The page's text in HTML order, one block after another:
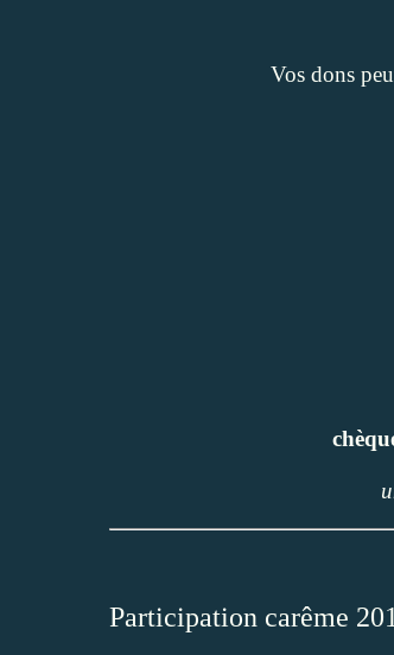
Vos dons
Participation carême